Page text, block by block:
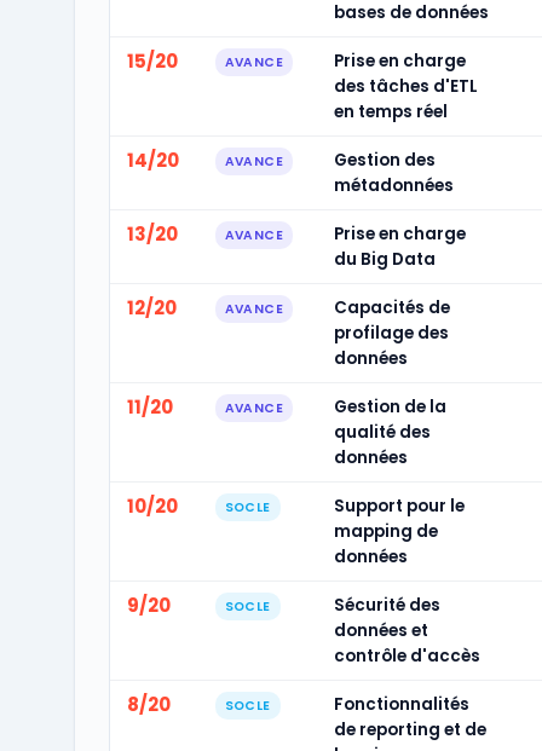
bases de données
15/20 AVANCE
Prise en charge
des tâches d'ETL
en temps réel
14/20 AVANCE
Gestion des
métadonnées
13/20 AVANCE
Prise en charge
du Big Data
12/20 AVANCE
Capacités de
profilage des
données
11/20 AVANCE
Gestion de la
qualité des
données
10/20 SOCLE
Support pour le
mapping de
données
9/20 SOCLE
Sécurité des
données et
contrôle d'accès
8/20 SOCLE
Fonctionnalités
de reporting et de